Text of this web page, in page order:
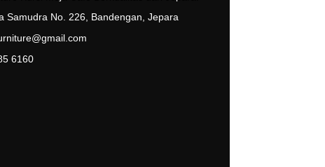
Samudra No. 226, Bandengan, Jepara
6160